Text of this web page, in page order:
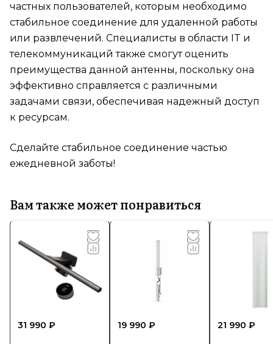
частных пользователей, которым необходимо
стабильное соединение для удаленной работы
или развлечений. Специалисты в области IT и
телекоммуникаций также смогут оценить
преимущества данной антенны, поскольку она
эффективно справляется с различными
задачами связи, обеспечивая надежный доступ
к ресурсам.
Сделайте стабильное соединение частью
ежедневной заботы!
Вам также может понравиться
31 990 ₽ 19 990 ₽ 21 990 ₽